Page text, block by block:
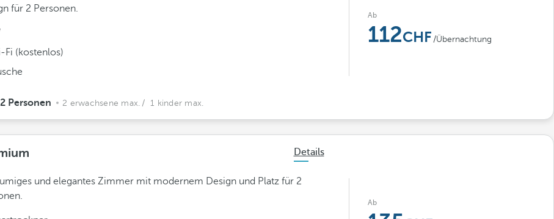
für 2 Personen.
Fi (kostenlos)
2 Personen 2 erwachsene max. / 1 kinder max.
Ab
112 /Übernachtung
Details
und elegantes Zimmer mit modernem Design und Platz für 2
Ab